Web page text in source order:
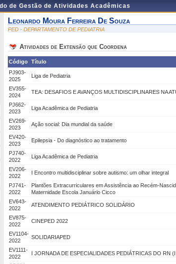
de Gestão de Atividades Acadêmicas
Leonardo Moura Ferreira De Souza
PED - DEPARTAMENTO DE PEDIATRIA
Atividades de Extensão que Coordena
Código Título
PJ903-
2025
Liga de Pediatria
EV355-
2024
TEA: DESAFIOS E AVANÇOS MULTIDISCIPLINARES NA
PJ662-
2023
Liga Acadêmica de Pediatria
EV269-
2023
Ação social: Dia mundial da saúde
EV420-
2023
Epilepsia - Do diagnóstico ao tratamento
PJ740-
2022
Liga Acadêmica de Pediatria
EV206-
2022
I Encontro multidisciplinar sobre autismo: um olhar integral
PJ741-
2022
Plantões Extracurriculares em Assistência ao Recém-
Maternidade Escola Januário Cicco
EV643-
2022
ATENDIMENTO PEDIÁTRICO SOLIDÁRIO
EV875-
2022
CINEPED 2022
EV1104-
2022
SOLIDARIAPED
EV1111-
2022
I JORNADA DE ESPECIALIDADES PEDIÁTRICAS DO RN